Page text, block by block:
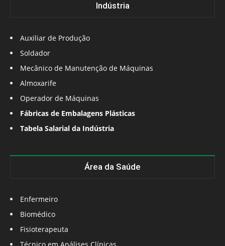
Indústria
Auxiliar de Produção
Soldador
Mecânico de Manutenção de Máquinas
Almoxarife
Operador de Máquinas
Fábricas de Embalagens Plásticas
Tabela Salarial da Indústria
Área da Saúde
Enfermeiro
Biomédico
Fisioterapeuta